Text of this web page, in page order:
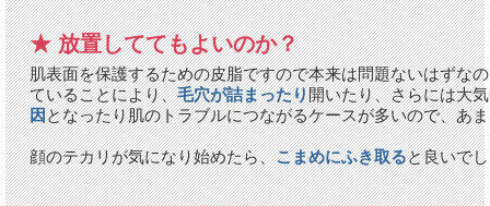
★ 放置しててもよいのか？
肌表面を保護するための皮脂ですので本来は問題ないはずな
ていることにより、毛穴が詰まったり開いたり、さらには大
因となったり肌のトラブルにつながるケースが多いので、あ
顔のテカリが気になり始めたら、こまめにふき取ると良いで